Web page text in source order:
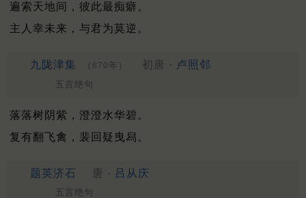
遍索天地间，彼此最痴癖。
主人幸未来，与君为莫逆。
九陇津集 （670年） 初唐 · 卢照邻
五言绝句
落落树阴紫，澄澄水华碧。
复有翻飞禽，裴回疑曳舄。
题英济石 唐 · 吕从庆
五言绝句